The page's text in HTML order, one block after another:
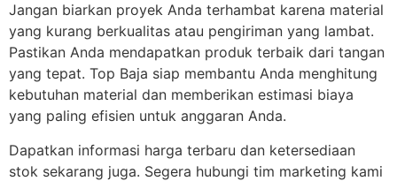
Jangan biarkan proyek Anda terhambat karena material
yang kurang berkualitas atau pengiriman yang lambat.
Pastikan Anda mendapatkan produk terbaik dari tangan
yang tepat. Top Baja siap membantu Anda menghitung
kebutuhan material dan memberikan estimasi biaya
yang paling efisien untuk anggaran Anda.
Dapatkan informasi harga terbaru dan ketersediaan
stok sekarang juga. Segera hubungi tim marketing kami